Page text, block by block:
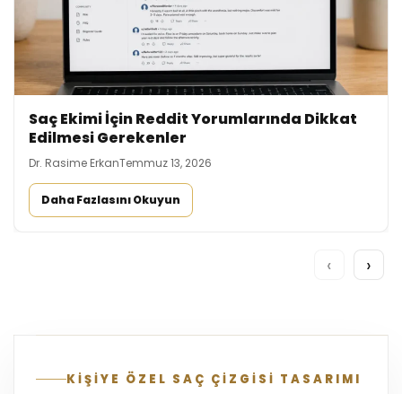
Saç Ekimi İçin Reddit Yorumlarında Dikkat
Edilmesi Gerekenler
Dr. Rasime ErkanTemmuz 13, 2026
Daha Fazlasını Okuyun
‹ ›
KİŞİYE ÖZEL SAÇ ÇİZGİSİ TASARIMI